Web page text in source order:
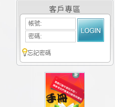
客戶專區
帳號:
密碼:
忘記密碼